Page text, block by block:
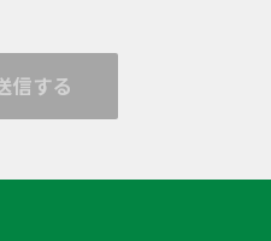
信する